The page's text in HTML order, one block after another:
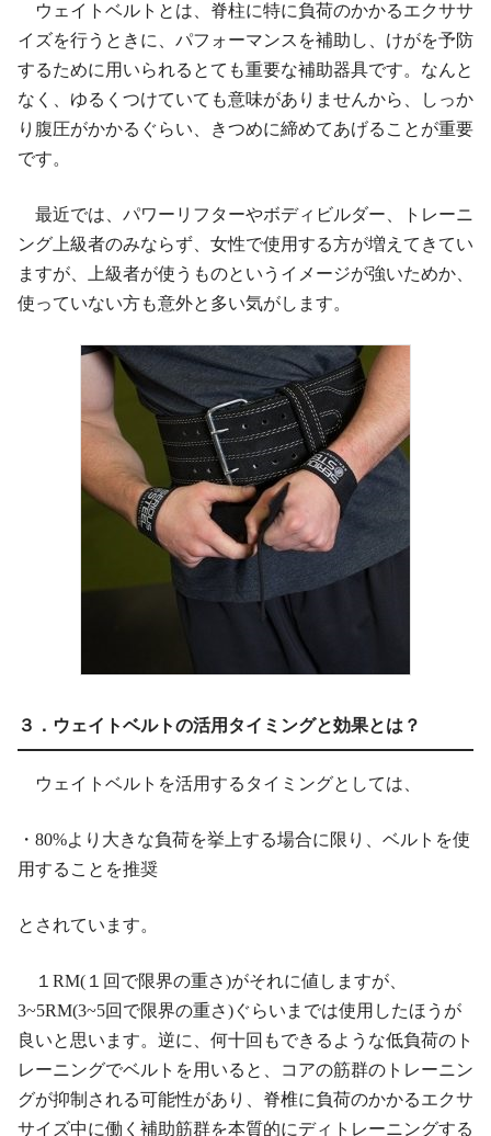
ウェイトベルトとは、脊柱に特に負荷のかかるエクササ
イズを行うときに、パフォーマンスを補助し、けがを予防
するために用いられるとても重要な補助器具です。なんと
なく、ゆるくつけていても意味がありませんから、しっか
り腹圧がかかるぐらい、きつめに締めてあげることが重要
です。
最近では、パワーリフターやボディビルダー、トレーニ
ング上級者のみならず、女性で使用する方が増えてきてい
ますが、上級者が使うものというイメージが強いためか、
使っていない方も意外と多い気がします。
３．ウェイトベルトの活用タイミングと効果とは？
ウェイトベルトを活用するタイミングとしては、
・80%より大きな負荷を挙上する場合に限り、ベルトを使
用することを推奨
とされています。
１RM(１回で限界の重さ)がそれに値しますが、
3~5RM(3~5回で限界の重さ)ぐらいまでは使用したほうが
良いと思います。逆に、何十回もできるような低負荷のト
レーニングでベルトを用いると、コアの筋群のトレーニン
グが抑制される可能性があり、脊椎に負荷のかかるエクサ
サイズ中に働く補助筋群を本質的にディトレーニングする